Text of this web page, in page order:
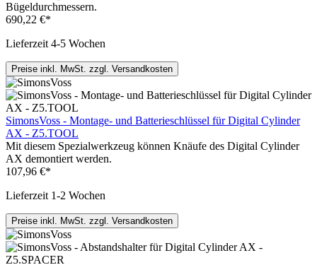
Bügeldurchmessern.
690,22 €*
Lieferzeit 4-5 Wochen
Preise inkl. MwSt. zzgl. Versandkosten
SimonsVoss - Montage- und Batterieschlüssel für Digital Cylinder
AX - Z5.TOOL
Mit diesem Spezialwerkzeug können Knäufe des Digital Cylinder
AX demontiert werden.
107,96 €*
Lieferzeit 1-2 Wochen
Preise inkl. MwSt. zzgl. Versandkosten